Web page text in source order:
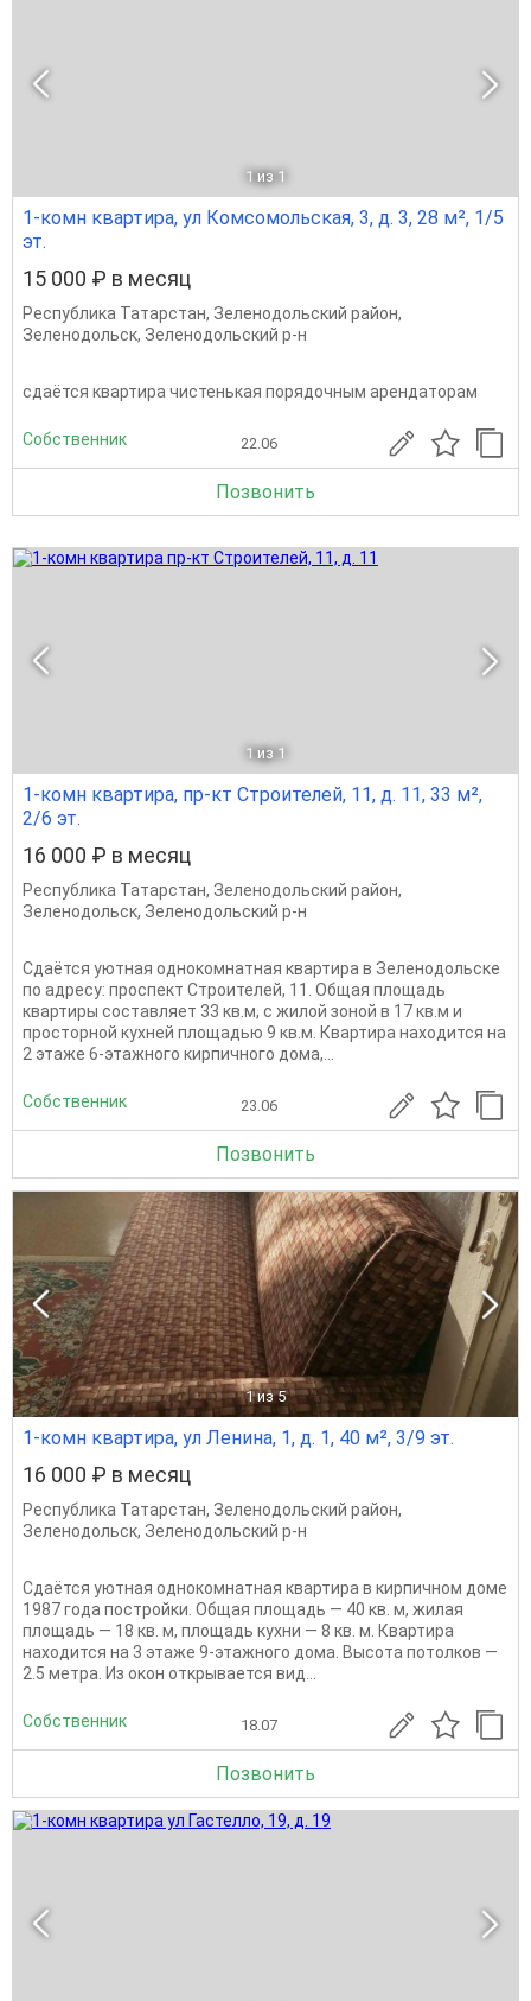
1 из 1
1-комн квартира, ул Комсомольская, 3, д. 3, 28 м², 1/5
эт.
15 000 ₽ в месяц
Республика Татарстан, Зеленодольский район,
Зеленодольск, Зеленодольский р-н
сдаётся квартира чистенькая порядочным арендаторам
Собственник 22.06
Позвонить
1 из 1
1-комн квартира, пр-кт Строителей, 11, д. 11, 33 м²,
2/6 эт.
16 000 ₽ в месяц
Республика Татарстан, Зеленодольский район,
Зеленодольск, Зеленодольский р-н
Сдаётся уютная однокомнатная квартира в Зеленодольске
по адресу: проспект Строителей, 11. Общая площадь
квартиры составляет 33 кв.м, с жилой зоной в 17 кв.м и
просторной кухней площадью 9 кв.м. Квартира находится на
2 этаже 6-этажного кирпичного дома,...
Собственник 23.06
Позвонить
1 из 5
1-комн квартира, ул Ленина, 1, д. 1, 40 м², 3/9 эт.
16 000 ₽ в месяц
Республика Татарстан, Зеленодольский район,
Зеленодольск, Зеленодольский р-н
Сдаётся уютная однокомнатная квартира в кирпичном доме
1987 года постройки. Общая площадь — 40 кв. м, жилая
площадь — 18 кв. м, площадь кухни — 8 кв. м. Квартира
находится на 3 этаже 9-этажного дома. Высота потолков —
2.5 метра. Из окон открывается вид...
Собственник 18.07
Позвонить